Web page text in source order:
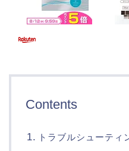
Contents
トラブルシューティ